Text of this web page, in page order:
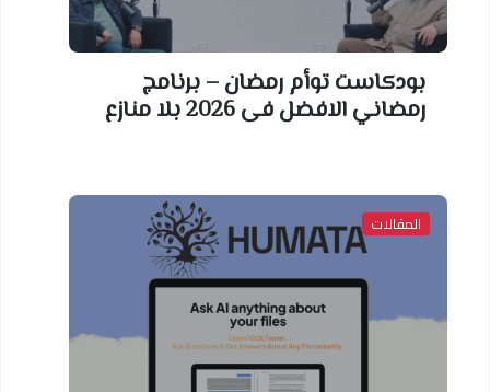
بودكاست توأم رمضان – برنامج
رمضاني الافضل فى 2026 بلا منازع
المقالات